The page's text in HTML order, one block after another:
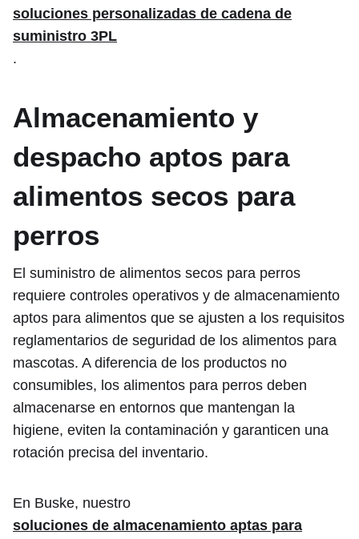
soluciones personalizadas de cadena de
suministro 3PL
.
Almacenamiento y
despacho aptos para
alimentos secos para
perros
El suministro de alimentos secos para perros
requiere controles operativos y de almacenamiento
aptos para alimentos que se ajusten a los requisitos
reglamentarios de seguridad de los alimentos para
mascotas. A diferencia de los productos no
consumibles, los alimentos para perros deben
almacenarse en entornos que mantengan la
higiene, eviten la contaminación y garanticen una
rotación precisa del inventario.
En Buske, nuestro
soluciones de almacenamiento aptas para